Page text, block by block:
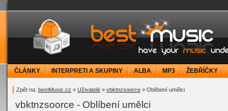
bestMusic.cz - Have your music under
ČLÁNKY INTERPRETI A SKUPINY ALBA MP3 ŽEBŘÍČKY
Zpět na: bestMusic.cz » Uživatelé » vbktnzsoorce » Oblíbení umělci
vbktnzsoorce - Oblíbení umělci